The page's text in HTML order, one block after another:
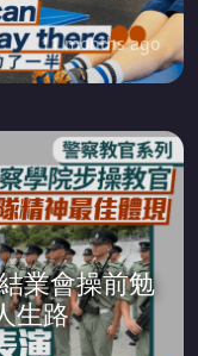
11 months ago
業會操前勉
生路